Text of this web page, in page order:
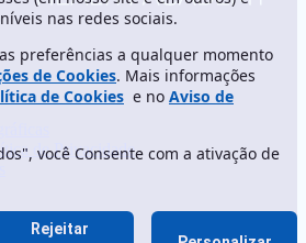
de Privacidade
nas redes sociais.
preferências a qualquer momento
de Cookies. Mais informações
de Cookies e no Aviso de
você Consente com a ativação de
Rejeitar